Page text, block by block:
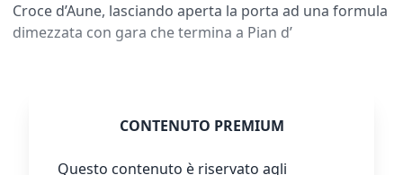
Croce d’Aune, lasciando aperta la porta ad una formula
dimezzata con gara che termina a Pian d’
CONTENUTO PREMIUM
Questo contenuto è riservato agli